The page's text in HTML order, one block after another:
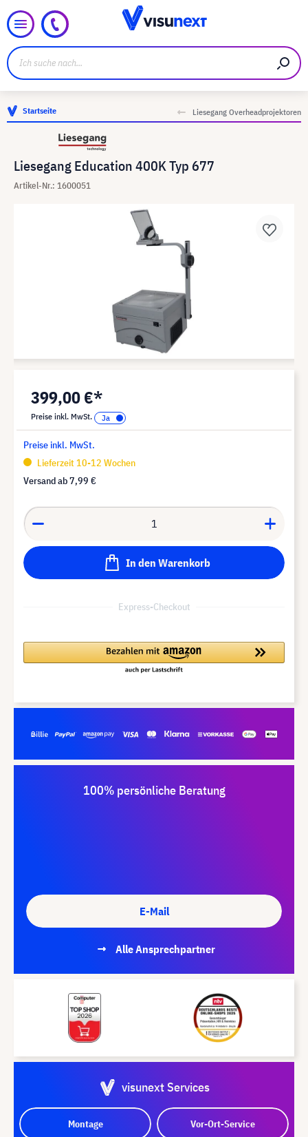
Startseite Liesegang Overheadprojektoren
Liesegang Education 400K Typ 677
Artikel-Nr.: 1600051
399,00 €*
Preise inkl. MwSt.
Preise inkl. MwSt.
Lieferzeit 10-12 Wochen
Versand ab7,99 €
In den Warenkorb
Express-Checkout
100% persönliche Beratung
E-Mail
Alle Ansprechpartner
visunext Services
Montage Vor-Ort-Service